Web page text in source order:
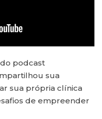
podcast
sua
sua própria clínica
de empreender